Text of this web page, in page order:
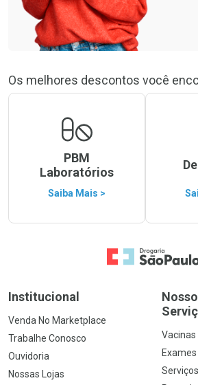
Os melhores descontos você
PBM
Laboratórios
Saiba Mais >
Ir para a Home
Institucional
Venda No Marketplace
Trabalhe Conosco
Ouvidoria
Nossas Lojas
Vacinas